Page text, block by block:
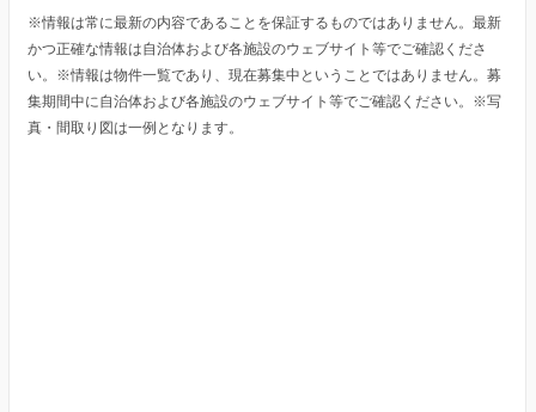
※情報は常に最新の内容であることを保証するものではありません。最新
かつ正確な情報は自治体および各施設のウェブサイト等でご確認くださ
い。※情報は物件一覧であり、現在募集中ということではありません。募
集期間中に自治体および各施設のウェブサイト等でご確認ください。※写
真・間取り図は一例となります。